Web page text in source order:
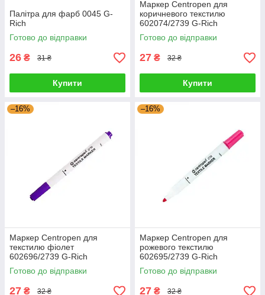
Палітра для фарб 0045 G-
Rich
Готово до відправки
26 ₴ 31 ₴
Купити
Маркер Centropen для
коричневого текстилю
602074/2739 G-Rich
Готово до відправки
27 ₴ 32 ₴
Купити
–16%
Маркер Centropen для
текстилю фіолет
602696/2739 G-Rich
Готово до відправки
27 ₴ 32 ₴
–16%
Маркер Centropen для
рожевого текстилю
602695/2739 G-Rich
Готово до відправки
27 ₴ 32 ₴